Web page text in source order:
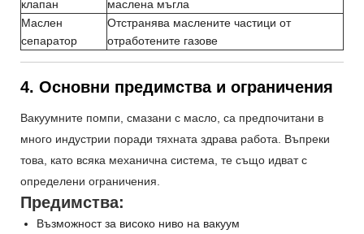
клапан
маслена мъгла
Маслен
сепаратор
Отстранява маслените частици от
отработените газове
4. Основни предимства и ограничения
Вакуумните помпи, смазани с масло, са предпочитани в
много индустрии поради тяхната здрава работа. Въпреки
това, като всяка механична система, те също идват с
определени ограничения.
Предимства:
Възможност за високо ниво на вакуум